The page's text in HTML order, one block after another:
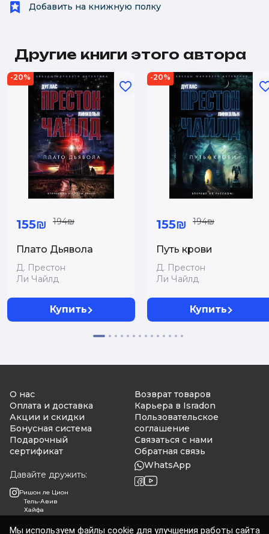
Добавить на книжную полку
Другие книги этого автора
-20%
155₪ 194₪
Плато Дьявола
Д. Престон
Ли Чайлд
Купить
-20%
155₪ 194₪
Путь крови
Д. Престон
Ли Чайлд
Купить
О нас
Оплата и доставка
Акции и скидки
Бонусная система
Подарочный
сертификат
Давайте дружить:
Ришон ле Цион
Тель-Авив
Хайфа
Возврат товаров
Карьера в Isradon
Пользовательское
соглашение
Связаться с нами
Обратная связь
WhatsApp
Мы используем файлы cookie для улучшения работы сайта